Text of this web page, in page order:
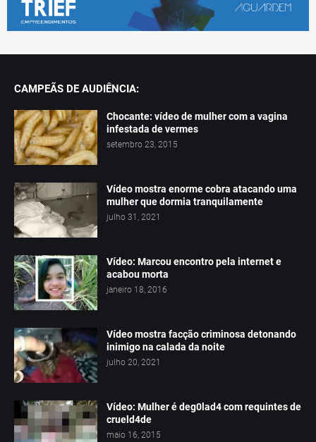
CAMPEÃS DE AUDIÊNCIA:
Chocante: vídeo de mulher com a vagina
infestada de vermes
setembro 23, 2015
Vídeo mostra enorme cobra atacando uma
mulher que dormia tranquilamente
julho 31, 2021
Vídeo: Marcou encontro pela internet e
acabou morta
janeiro 18, 2016
Vídeo mostra facção criminosa detonando
inimigo na calada da noite
julho 20, 2021
Vídeo: Mulher é deg0lad4 com requintes de
crueld4de
maio 16, 2015